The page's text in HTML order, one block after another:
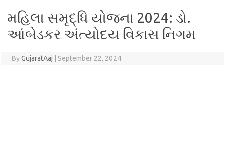
મહિલા સમૃદ્ધિ યોજના 2024: ડો.
આંબેડકર અંત્યોદય વિકાસ નિગમ
ByGujaratAaj September 22, 2024